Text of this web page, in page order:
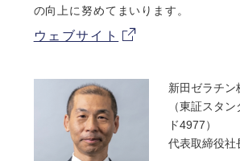
の向上に努めてまいります。
ウェブサイト
新田ゼラチン
（東証スタ
ド4977）
代表取締役